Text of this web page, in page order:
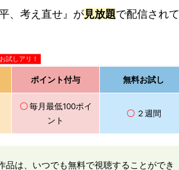
、考え直せ』が見放題で配信されて
試しアリ！
ポイント付与 無料お試し
〇毎月最低100ポイ
ント
〇 ２週間
品は、いつでも無料で視聴することができ